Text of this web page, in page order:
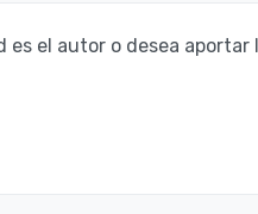
el autor o desea